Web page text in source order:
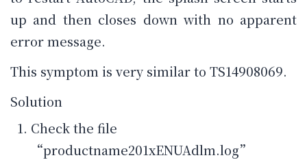
up and then closes down with no apparent
error message.
This symptom is very similar to TS14908069.
Solution
Check the file
“productname201xENUAdlm.log”